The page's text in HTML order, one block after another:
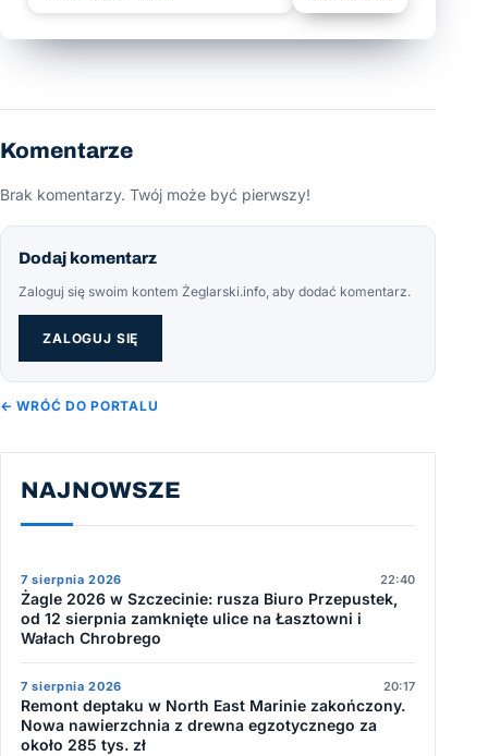
Komentarze
Brak komentarzy. Twój może być pierwszy!
Dodaj komentarz
Zaloguj się swoim kontem Żeglarski.info, aby dodać komentarz.
ZALOGUJ SIĘ
← WRÓĆ DO PORTALU
NAJNOWSZE
7 sierpnia 2026 22:40
Żagle 2026 w Szczecinie: rusza Biuro Przepustek,
od 12 sierpnia zamknięte ulice na Łasztowni i
Wałach Chrobrego
7 sierpnia 2026 20:17
Remont deptaku w North East Marinie zakończony.
Nowa nawierzchnia z drewna egzotycznego za
około 285 tys. zł